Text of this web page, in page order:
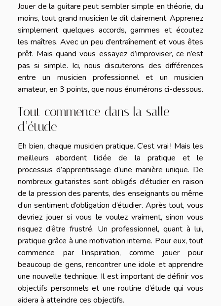
Jouer de la guitare peut sembler simple en théorie, du
moins, tout grand musicien le dit clairement. Apprenez
simplement quelques accords, gammes et écoutez
les maîtres. Avec un peu d’entraînement et vous êtes
prêt. Mais quand vous essayez d’improviser, ce n’est
pas si simple. Ici, nous discuterons des différences
entre un musicien professionnel et un musicien
amateur, en 3 points, que nous énumérons ci-dessous.
Tout commence dans la salle
d’étude
Eh bien, chaque musicien pratique. C’est vrai ! Mais les
meilleurs abordent l’idée de la pratique et le
processus d’apprentissage d’une manière unique. De
nombreux guitaristes sont obligés d’étudier en raison
de la pression des parents, des enseignants ou même
d’un sentiment d’obligation d’étudier. Après tout, vous
devriez jouer si vous le voulez vraiment, sinon vous
risquez d’être frustré. Un professionnel, quant à lui,
pratique grâce à une motivation interne. Pour eux, tout
commence par l’inspiration, comme jouer pour
beaucoup de gens, rencontrer une idole et apprendre
une nouvelle technique. Il est important de définir vos
objectifs personnels et une routine d’étude qui vous
aidera à atteindre ces objectifs.